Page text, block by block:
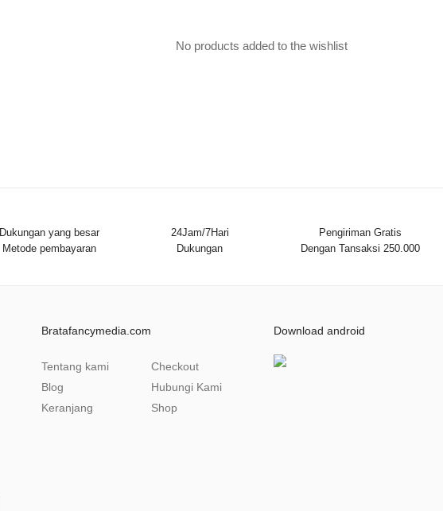
No products added to the wishlist
Dukungan yang besar
Metode pembayaran
24Jam/7Hari
Dukungan
Pengiriman Gratis
Dengan Tansaksi 250.000
Bratafancymedia.com
Tentang kami
Blog
Keranjang
Checkout
Hubungi Kami
Shop
Download android